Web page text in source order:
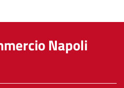
Napoli